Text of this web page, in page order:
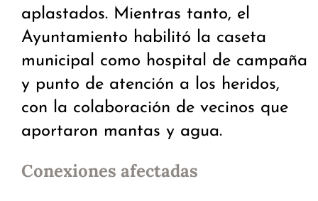
aplastados. Mientras tanto, el
Ayuntamiento habilitó la caseta
municipal como hospital de campaña
y punto de atención a los heridos,
con la colaboración de vecinos que
aportaron mantas y agua.
Conexiones afectadas